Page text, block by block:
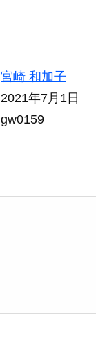
宮崎 和加子
2021年7月1日
gw0159